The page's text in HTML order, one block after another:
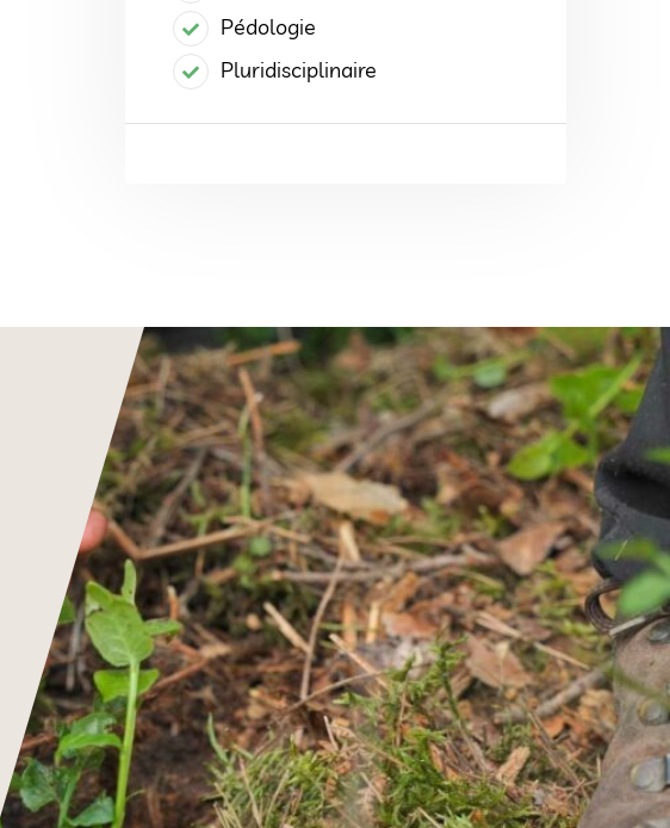
Pédologie
Pluridisciplinaire